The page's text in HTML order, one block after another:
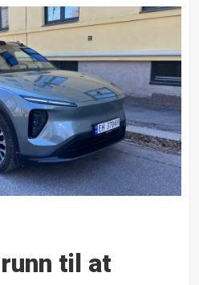
til at